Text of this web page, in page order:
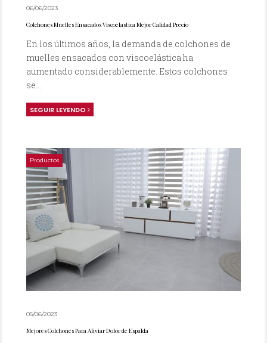
06/06/2023
Colchones Muelles Ensacados Viscoelastica Mejor Calidad Precio
En los últimos años, la demanda de colchones de
muelles ensacados con viscoelástica ha
aumentado considerablemente. Estos colchones
se...
SEGUIR LEYENDO
Productos
05/06/2023
Mejores Colchones Para Aliviar Dolor de Espalda